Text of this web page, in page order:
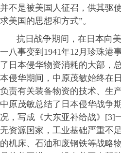
并不是被美国人征召，供其驱
求美国的思想和方式”。
抗日战争期间，在日本向
一八事变到1941年12月珍珠港
了日本侵华物资消耗的大部，
本侵华期间，中原茂敏始终在
负责有关装备物资的技术、生
中原茂敏总结了日本侵华战争
况，写成《大东亚补给战》[3]
无资源国家，工业基础严重不
的机床、石油和废钢铁等战略